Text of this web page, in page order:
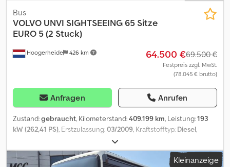
Hoogerheide 426 km
Bus
VOLVO UNVI SIGHTSEEING 65 Sitze
EURO 5 (2 Stuck)
64.500 €69.500 €
Festpreis zzgl. MwSt.
(78.045 € brutto)
Anfragen Anrufen
Zustand:gebraucht, Kilometerstand:409.199 km, Leistung:193
kW (262,41 PS), Erstzulassung:03/2009, Kraftstofftyp: Diesel,
, Getriebetyp:
Emissionsklasse:Euro5, Farbe:Rot, Bremsen:Retarder, Baujahr:
2009, Ausstattung:ABS, Klimaanlage, Kleinanzeige